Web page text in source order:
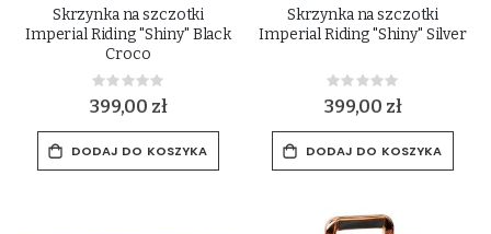
Skrzynka na szczotki
Imperial Riding "Shiny" Black
Croco
Rating:
0%
399,00 zł
DODAJ DO KOSZYKA
Skrzynka na szczotki
Imperial Riding "Shiny" Silver
Rating:
0%
399,00 zł
DODAJ DO KOSZYKA